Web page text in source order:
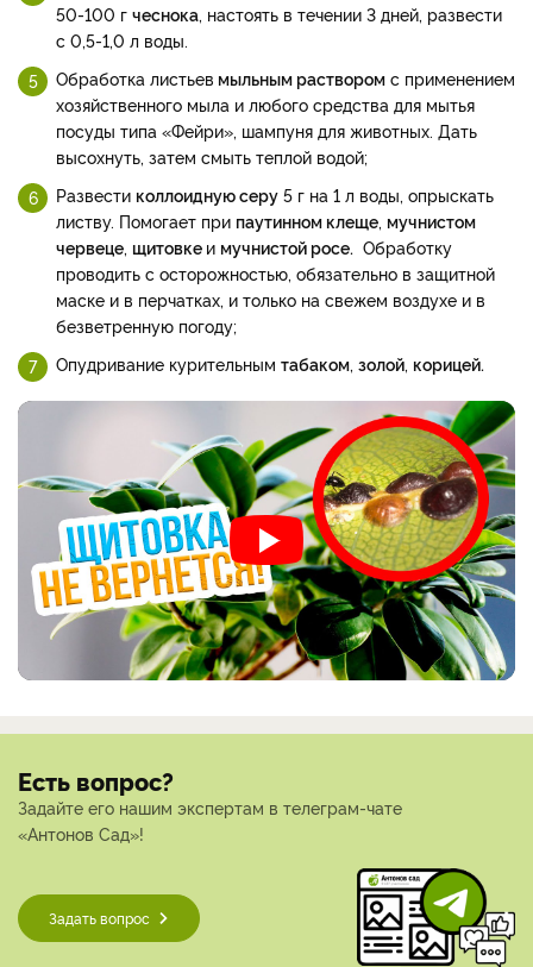
50-100 г чеснока , настоять в течении 3 дней, развести
с 0,5-1,0 л воды.
Обработка листьев мыльным раствором с применением
хозяйственного мыла и любого средства для мытья
посуды типа «Фейри», шампуня для животных. Дать
высохнуть, затем смыть теплой водой;
Развести коллоидную серу 5 г на 1 л воды, опрыскать
листву. Помогает при паутинном клеще мучнистом
червеце щитовке и мучнистой росе. Обработку
проводить с осторожностью, обязательно в защитной
маске и в перчатках, и только на свежем воздухе и в
безветренную погоду;
Опудривание курительным табаком золой корицей.
Есть вопрос?
Задайте его нашим экспертам в телеграм-чате
«Антонов Сад»!
Задать вопрос